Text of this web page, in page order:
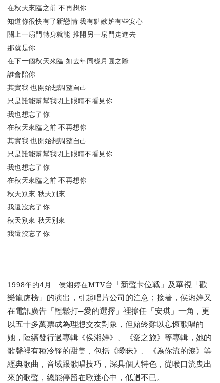
在秋天來臨之前 不再想你
知道你很快有了新戀情 我有點嫉妒有些安心
關上一扇門轉身就能 推開另一扇門走進去
那就是你
在下一個秋天來臨 如去年同樣月圓之際
誰會陪你
其實我 也開始想調整自己
只是誰能幫幫我閉上眼睛不看見你
我也想忘了你
在秋天來臨之前 不再想你
其實我 也開始想調整自己
只是誰能幫幫我閉上眼睛不看見你
我也想忘了你
在秋天來臨之前 不再想你
秋天別來 秋天別來
我還沒忘了你
秋天別來 秋天別來
我還沒忘了你
1998年的4月，侯湘婷在MTV台「新聲卡位戰」及華視「歡
樂龍虎榜」的演出，引起唱片公司的注意；接著，侯湘婷又
在電訊廣告「輕鬆打─愛的選擇」裡擔任「安琪」一角，更
以五十多萬票成為理想交友對象，但始終難以忘懷歌唱的
她，陸續發行過專輯《侯湘婷》、《愛之旅》等專輯，她的
歌聲裡有種冷靜的甜美，包括《曖昧》、《為你流的淚》等
經典歌曲，音域跟歌唱技巧，深具個人特色，從喉口流曳出
來的歌聲，總能停留在歌迷心中，低迴不已。